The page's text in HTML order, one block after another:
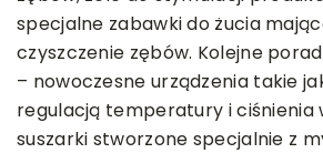
specjalne zabawki do żucia
czyszczenie zębów. Kolejne
– nowoczesne urządzenia takie
regulacją temperatury i ciśnienia
suszarki stworzone specjalnie z